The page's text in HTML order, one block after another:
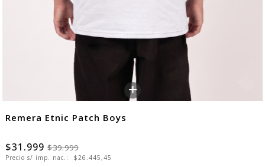
+
Remera Etnic Patch Boys
$31.999 $39.999
Precio s/ imp. nac.: $26.445,45